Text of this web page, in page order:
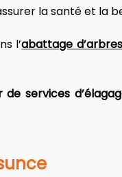
la santé et la
l’abattage d’arbres
services